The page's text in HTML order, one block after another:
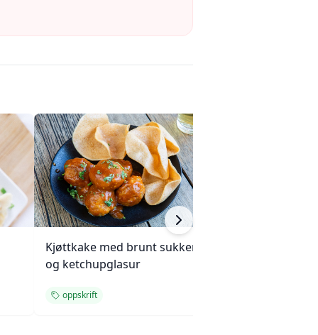
Kjøttkake med brunt sukker
og ketchupglasur
oppskrift